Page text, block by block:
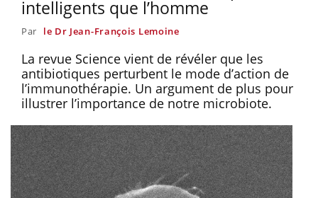
intelligents que l’homme
Par le Dr Jean-François Lemoine
La revue Science vient de révéler que les
antibiotiques perturbent le mode d’action de
l’immunothérapie. Un argument de plus pour
illustrer l’importance de notre microbiote.